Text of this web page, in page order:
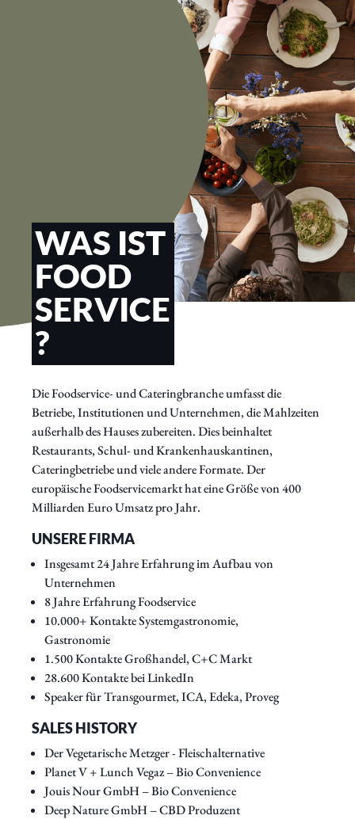
WAS IST
FOOD
SERVICE
?
Die Foodservice- und Cateringbranche umfasst die
Betriebe, Institutionen und Unternehmen, die Mahlzeiten
außerhalb des Hauses zubereiten. Dies beinhaltet
Restaurants, Schul- und Krankenhauskantinen,
Cateringbetriebe und viele andere Formate. Der
europäische Foodservicemarkt hat eine Größe von 400
Milliarden Euro Umsatz pro Jahr.
UNSERE FIRMA
Insgesamt 24 Jahre Erfahrung im Aufbau von
Unternehmen
8 Jahre Erfahrung Foodservice
10.000+ Kontakte Systemgastronomie,
Gastronomie
1.500 Kontakte Großhandel, C+C Markt
28.600 Kontakte bei LinkedIn
Speaker für Transgourmet, ICA, Edeka, Proveg
SALES HISTORY
Der Vegetarische Metzger - Fleischalternative
Planet V + Lunch Vegaz – Bio Convenience
Jouis Nour GmbH – Bio Convenience
Deep Nature GmbH – CBD Produzent